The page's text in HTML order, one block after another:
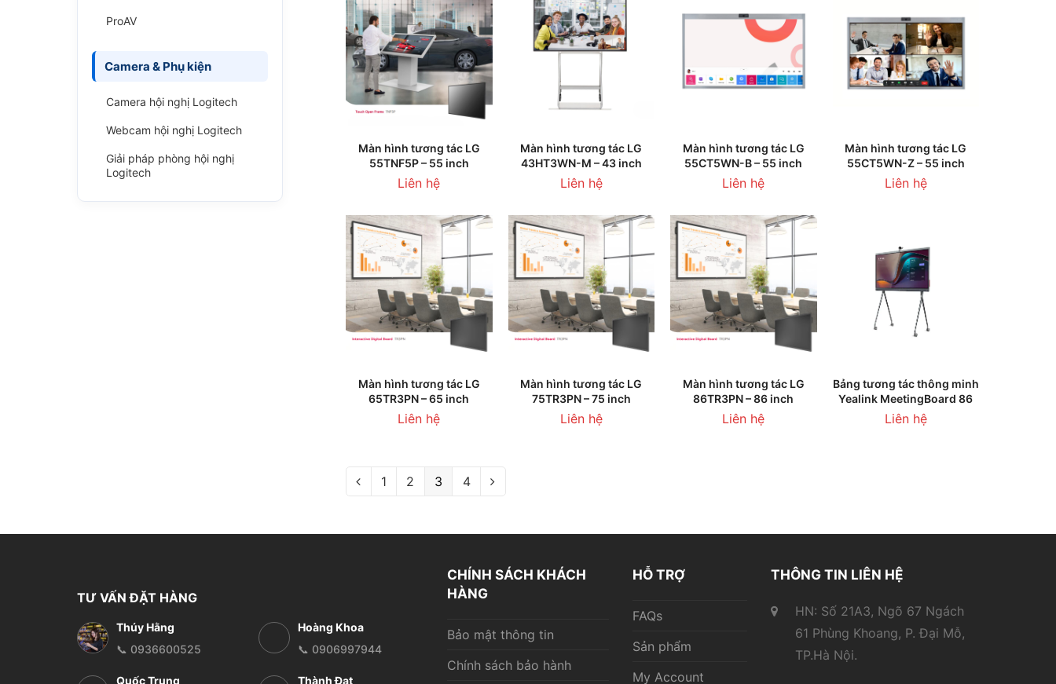
THÊM VÀO GIỎ HÀNG
Màn hình tương tác LG
55TNF5P – 55 inch
Liên hệ
THÊM VÀO GIỎ HÀNG
Màn hình tương tác LG
43HT3WN-M – 43 inch
Liên hệ
THÊM VÀO GIỎ HÀNG
Màn hình tương tác LG
55CT5WN-B – 55 inch
Liên hệ
THÊM VÀO GIỎ HÀNG
Màn hình tương tác LG
55CT5WN-Z – 55 inch
Liên hệ
THÊM VÀO GIỎ HÀNG
Màn hình tương tác LG
65TR3PN – 65 inch
Liên hệ
THÊM VÀO GIỎ HÀNG
Màn hình tương tác LG
75TR3PN – 75 inch
Liên hệ
THÊM VÀO GIỎ HÀNG
Màn hình tương tác LG
86TR3PN – 86 inch
Liên hệ
THÊM VÀO GIỎ HÀNG
Bảng tương tác thông minh
Yealink MeetingBoard 86
Liên hệ
1 2 3 4
ProAV
Camera & Phụ kiện
Camera hội nghị Logitech
Webcam hội nghị Logitech
Giải pháp phòng hội nghị
Logitech
TƯ VẤN ĐẶT HÀNG
Thúy Hằng
📞 0936600525
Hoàng Khoa
📞 0906997944
Quốc Trung Thành Đạt
CHÍNH SÁCH KHÁCH
HÀNG
Bảo mật thông tin
Chính sách bảo hành
HỖ TRỢ
FAQs
Sản phẩm
My Account
THÔNG TIN LIÊN HỆ
HN: Số 21A3, Ngõ 67 Ngách
61 Phùng Khoang, P. Đại Mỗ,
TP.Hà Nội.